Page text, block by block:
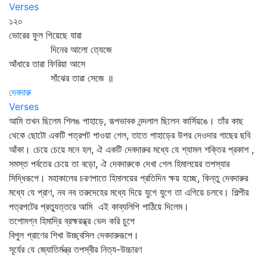
Verses
১২০
ভোরের ফুল গিয়েছে যারা
দিনের আলো ত্যেজে
আঁধারে তারা ফিরিয়া আসে
সাঁঝের তারা সেজে ॥
দেবদারু
Verses
আমি তখন ছিলেম শিলঙ পাহাড়ে, রূপভাবক নন্দলাল ছিলেন কার্সিয়ঙে। তাঁর কাছ
থেকে ছোটো একটি পত্রপট পাওয়া গেল, তাতে পাহাড়ের উপর দেওদার গাছের ছবি
আঁকা। চেয়ে চেয়ে মনে হল, ঐ একটি দেবদারুর মধ্যে যে শ্যামল শক্তির প্রকাশ ,
সমস্ত পর্বতের চেয়ে তা বড়ো, ঐ দেবদারুকে দেখা গেল হিমালয়ের তপস্যার
সিদ্ধিরূপে। মহাকালের চরণপাতে হিমালয়ের প্রতিদিন ক্ষয় হচ্ছে, কিন্তু দেবদারুর
মধ্যে যে প্রাণ, নব নব তরুদেহের মধ্যে দিয়ে যুগে যুগে তা এগিয়ে চলবে। শিল্পীর
পত্রপটের প্রত্যুত্তরে আমি এই কাব্যলিপি পাঠিয়ে দিলেম।
তপোমগ্ন হিমাদ্রি ব্রহ্মরন্ধ্র ভেদ করি চুপে
বিপুল প্রাণের শিখা উচ্ছ্বসিল দেবদারুরূপে।
সূর্যের যে জ্যোতির্মন্ত্র তপস্বীর নিত্য-উচ্চারণ